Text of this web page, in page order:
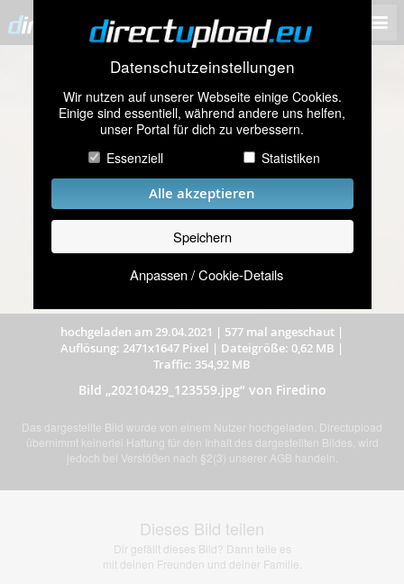
Datenschutzeinstellungen
Wir nutzen auf unserer Webseite einige Cookies.
Einige sind essentiell, während andere uns helfen,
unser Portal für dich zu verbessern.
Essenziell
Statistiken
Alle akzeptieren
Speichern
Anpassen / Cookie-Details
hochgeladen am 29.04.2021 | 577 mal angeschaut |
Auflösung: 2471x1647 Pixel | Dateigröße: 0,62 MB |
Traffic: 354,92 MB
Bild „20210429_123559.jpg” von Firedino
Das dargestellte Bild wurde von einem Nutzer hochgeladen. Directupload
übernimmt keinerlei Haftung für den Inhalt des dargestellten Bildes, wird
jedoch bei Verstößen nach §2(3) unserer AGB handeln.
Dieses Bild teilen
Dir gefällt dieses Bild? Dann teile es
mit deinen Freunden und deiner Familie.